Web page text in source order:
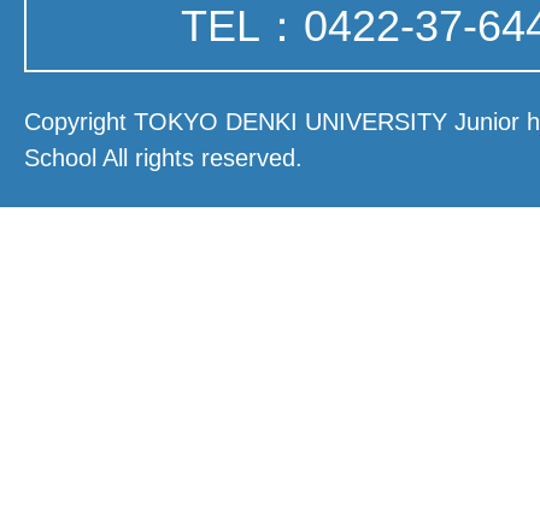
TEL：0422-37-
Copyright TOKYO DENKI UNIVERSITY Junior
School All rights reserved.